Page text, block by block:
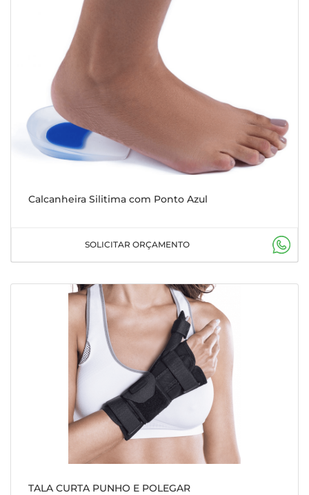
Calcanheira Silitima com Ponto Azul
SOLICITAR ORÇAMENTO
TALA CURTA PUNHO E POLEGAR